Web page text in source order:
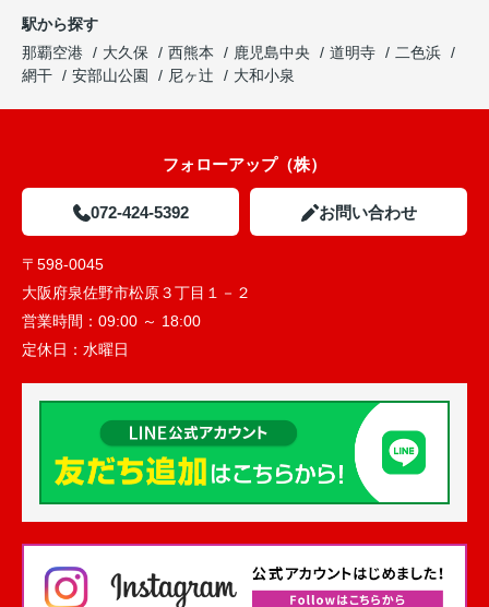
駅から探す
那覇空港
大久保 西熊本 鹿児島中央 道明寺
二色浜
網干
安部山公園 尼ヶ辻 大和小泉
フォローアップ（株）
072-424-5392 お問い合わせ
〒598-0045
大阪府泉佐野市松原３丁目１－２
営業時間： 09:00 ～ 18:00
定休日： 水曜日